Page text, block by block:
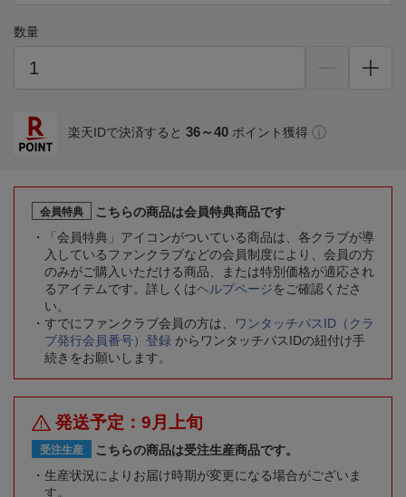
数量
楽天IDで決済すると 36～40 ポイント獲得
会員特典
こちらの商品は会員特典商品です
「会員特典」アイコンがついている商品は、各クラブが導
入しているファンクラブなどの会員制度により、会員の方
のみがご購入いただける商品、または特別価格が適応され
るアイテムです。詳しくはヘルプページをご確認くださ
い。
すでにファンクラブ会員の方は、
ワンタッチパスID（クラ
ブ発行会員番号）登録 からワンタッチパスIDの紐付け手
続きをお願いします。
発送予定：9月上旬
受注生産
こちらの商品は受注生産商品です。
生産状況によりお届け時期が変更になる場合がございま
す。